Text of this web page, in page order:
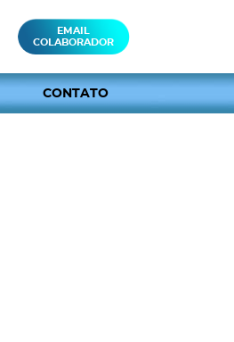
EMAIL
COLABORADOR
CONTATO